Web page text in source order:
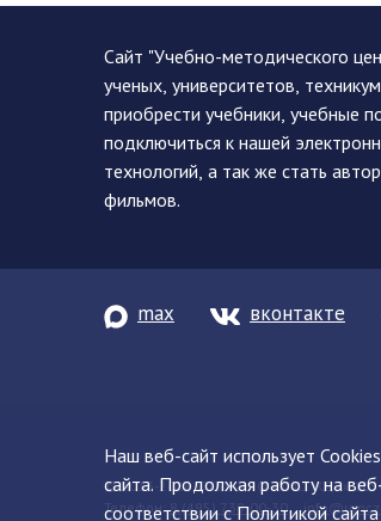
Наш веб-сайт использует
сайта. Продолжая работу на
соответствии с Политикой сайта
Сайт "Учебно-методического
ученых, университетов,
приобрести учебники, учебные
подключиться к нашей
технологий, а так же стать
фильмов.
max вконтакте
© 2013-2026 ФГБУ ДПО «УМЦ ЖДТ»
Телефон:8 (495) 739-00-30